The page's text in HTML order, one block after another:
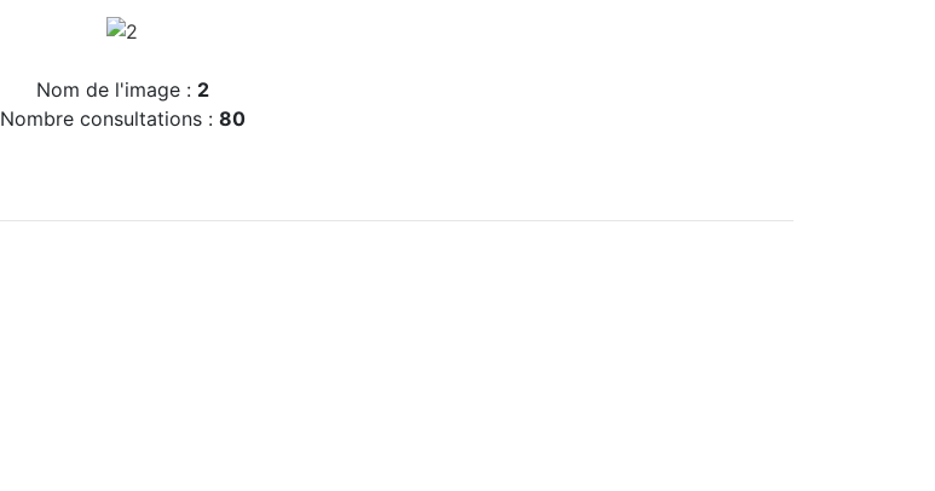
Nom de l'image : 2
Nombre consultations : 80